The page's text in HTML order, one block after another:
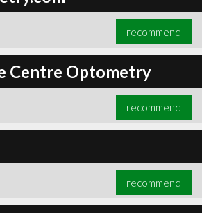
recommend
Centre Optometry
recommend
recommend